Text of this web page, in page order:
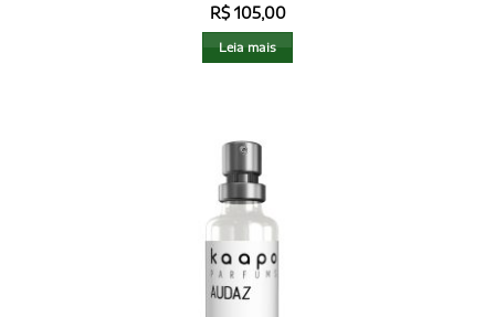
Avaliação
4.6de 5
R$105,00
Leia mais